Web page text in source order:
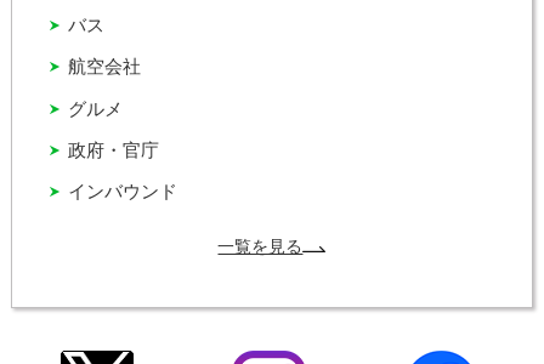
インバウンド
グルメ
バス
政府・官庁
航空会社
一覧を見る